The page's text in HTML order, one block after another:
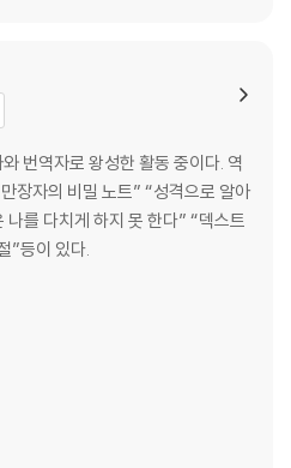
번역자로 왕성한 활동 중이다. 역
장자의 비밀 노트” “성격으로 알아
를 다치게 하지 못 한다” “덱스트
”등이 있다.